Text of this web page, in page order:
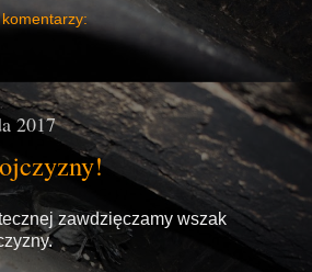
2017
zawdzięczamy wszak